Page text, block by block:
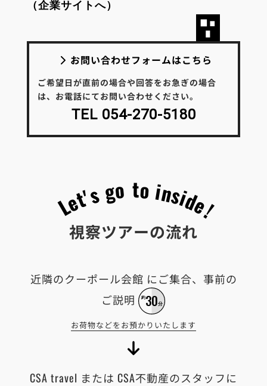
（企業サイトへ）
お問い合わせフォームはこちら
ご希望日が直前の場合や回答をお急ぎの場合
は、お電話にてお問い合わせください。
TEL 054-270-5180
L
e
t'sgo to insi
d
e
!
視察ツアーの流れ
近隣のクーポール会館 にご集合、事前の
ご説明 30分
約
お荷物などをお預かりいたします
CSA travel または CSA不動産のスタッフに